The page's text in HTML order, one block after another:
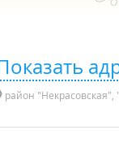
район "Некрасовская",